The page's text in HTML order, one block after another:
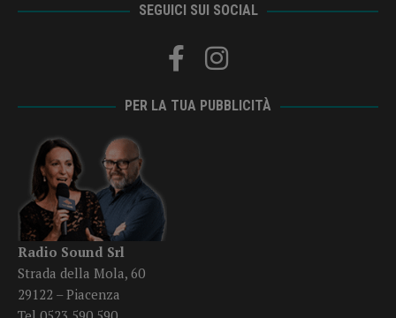
SEGUICI SUI SOCIAL
PER LA TUA PUBBLICITÀ
Radio Sound Srl
Strada della Mola, 60
29122 – Piacenza